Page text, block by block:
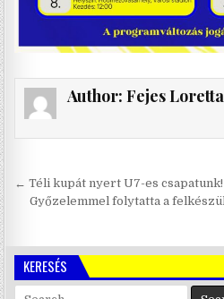
Author: Fejes Loretta
Bejegyzés
navigáció
← Téli kupát nyert U7-es csapatunk!
Győzelemmel folytatta a
KERESÉS